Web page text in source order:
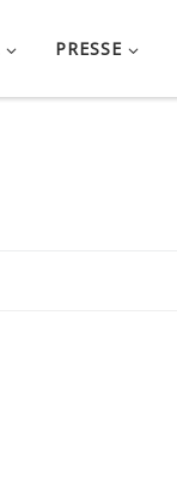
PRESSE